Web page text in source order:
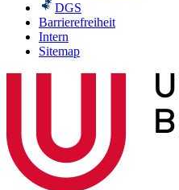
DGS
Barrierefreiheit
Intern
Sitemap